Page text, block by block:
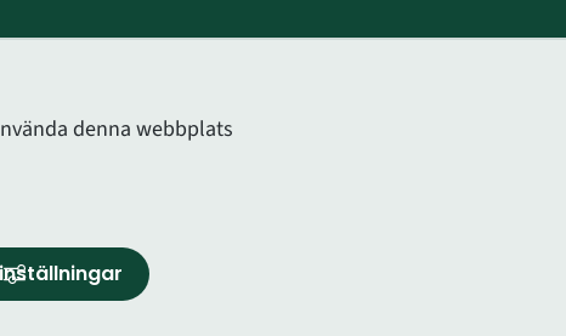
denna webbplats